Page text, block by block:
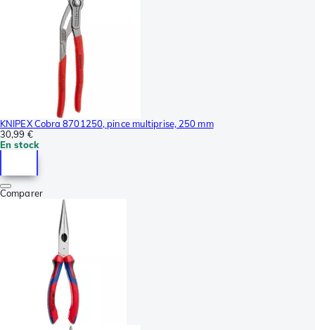
KNIPEX Cobra 8701250, pince multiprise, 250 mm
30,99 €
En stock
Comparer